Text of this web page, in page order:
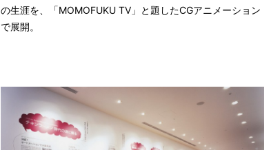
の生涯を、「MOMOFUKU TV」と題したCGアニメーション
で展開。